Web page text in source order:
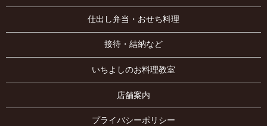
仕出し弁当・おせち料理
接待・結納など
いちよしのお料理教室
店舗案内
プライバシーポリシー